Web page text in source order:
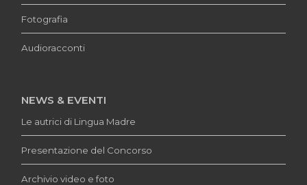
Fotografia
Audioracconti
NEWS & EVENTI
Le autrici di Lingua Madre
Presentazione del Concorso
Archivio video e foto